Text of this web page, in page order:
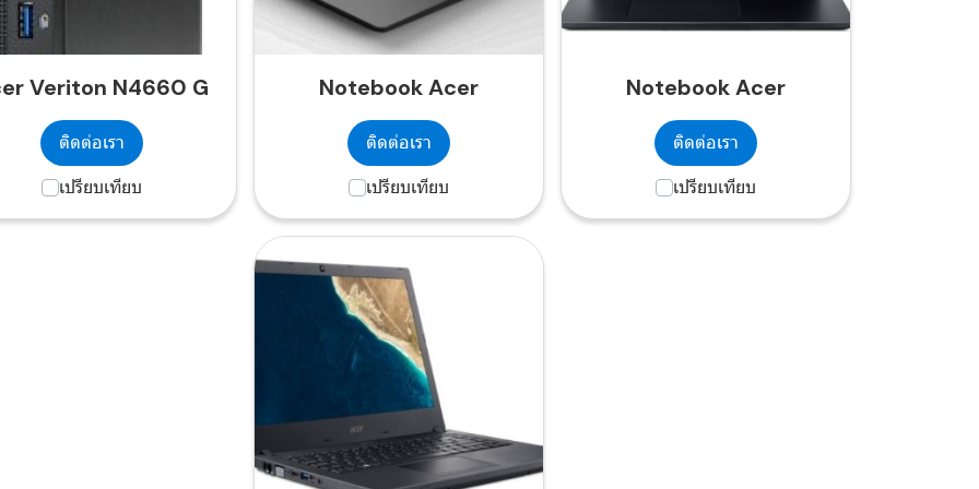
Veriton N4660 G
ติดต่อเรา
เปรียบเทียบ
Notebook Acer
ติดต่อเรา
เปรียบเทียบ
Notebook Acer
ติดต่อเรา
เปรียบเทียบ